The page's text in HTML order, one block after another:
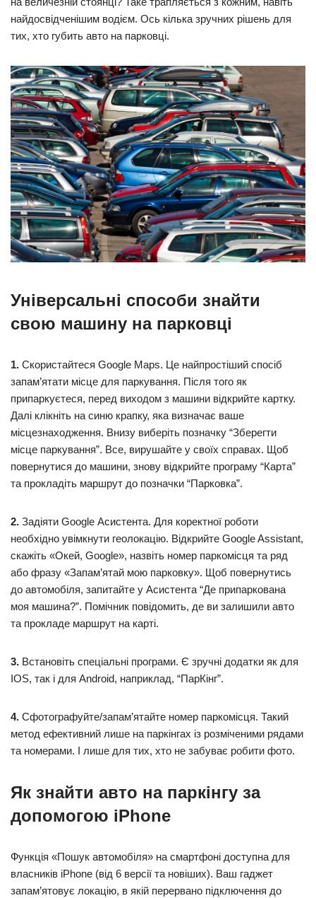
найдосвідченішим водієм. Ось кілька зручних рішень для
тих, хто губить авто на парковці.
Універсальні способи знайти
свою машину на парковці
1. Скористайтеся Google Maps. Це найпростіший спосіб
запам’ятати місце для паркування. Після того як
припаркуєтеся, перед виходом з машини відкрийте картку.
Далі клікніть на синю крапку, яка визначає ваше
місцезнаходження. Внизу виберіть позначку “Зберегти
місце паркування”. Все, вирушайте у своїх справах. Щоб
повернутися до машини, знову відкрийте програму “Карта”
та прокладіть маршрут до позначки “Парковка”.
2. Задіяти Google Асистента. Для коректної роботи
необхідно увімкнути геолокацію. Відкрийте Google Assistant,
скажіть «Окей, Google», назвіть номер паркомісця та ряд
або фразу «Запам’ятай мою парковку». Щоб повернутись
до автомобіля, запитайте у Асистента “Де припаркована
моя машина?”. Помічник повідомить, де ви залишили авто
та прокладе маршрут на карті.
3. Встановіть спеціальні програми. Є зручні додатки як для
IOS, так і для Android, наприклад, “ПарКінг”.
4. Сфотографуйте/запам’ятайте номер паркомісця. Такий
метод ефективний лише на паркінгах із розміченими рядами
та номерами. І лише для тих, хто не забуває робити фото.
Як знайти авто на паркінгу за
допомогою iPhone
Функція «Пошук автомобіля» на смартфоні доступна для
власників iPhone (від 6 версії та новіших). Ваш гаджет
запам’ятовує локацію, в якій перервано підключення до